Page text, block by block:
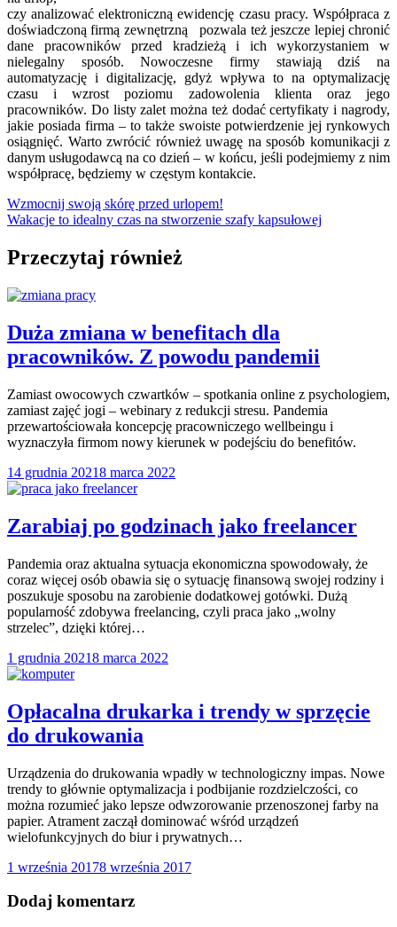
czy analizować elektroniczną ewidencję czasu pracy. Współpraca z
doświadczoną firmą zewnętrzną pozwala też jeszcze lepiej chronić
dane pracowników przed kradzieżą i ich wykorzystaniem w
nielegalny sposób. Nowoczesne firmy stawiają dziś na
automatyzację i digitalizację, gdyż wpływa to na optymalizację
czasu i wzrost poziomu zadowolenia klienta oraz jego
pracowników. Do listy zalet można też dodać certyfikaty i nagrody,
jakie posiada firma – to także swoiste potwierdzenie jej rynkowych
osiągnięć. Warto zwrócić również uwagę na sposób komunikacji z
danym usługodawcą na co dzień – w końcu, jeśli podejmiemy z nim
współpracę, będziemy w częstym kontakcie.
Nawigacja
wpisu
Wzmocnij swoją skórę przed urlopem!
Wakacje to idealny czas na stworzenie szafy kapsułowej
Przeczytaj również
Duża zmiana w benefitach dla
pracowników. Z powodu pandemii
Zamiast owocowych czwartków – spotkania online z psychologiem,
zamiast zajęć jogi – webinary z redukcji stresu. Pandemia
przewartościowała koncepcję pracowniczego wellbeingu i
wyznaczyła firmom nowy kierunek w podejściu do benefitów.
14 grudnia 20218 marca 2022
Zarabiaj po godzinach jako freelancer
Pandemia oraz aktualna sytuacja ekonomiczna spowodowały, że
coraz więcej osób obawia się o sytuację finansową swojej rodziny i
poszukuje sposobu na zarobienie dodatkowej gotówki. Dużą
popularność zdobywa freelancing, czyli praca jako „wolny
strzelec”, dzięki której…
1 grudnia 20218 marca 2022
Opłacalna drukarka i trendy w sprzęcie
do drukowania
Urządzenia do drukowania wpadły w technologiczny impas. Nowe
trendy to głównie optymalizacja i podbijanie rozdzielczości, co
można rozumieć jako lepsze odwzorowanie przenoszonej farby na
papier. Atrament zaczął dominować wśród urządzeń
wielofunkcyjnych do biur i prywatnych…
1 września 20178 września 2017
Dodaj komentarz